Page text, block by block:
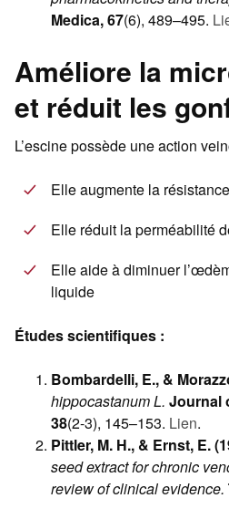
Medica, 67(6), 489–495.
Améliore la
et réduit les
L’escine possède une action
Elle augmente la
Elle réduit la perméabilité
Elle aide à diminuer
liquide
Études scientifiques :
Bombardelli, E., &
hippocastanum L. Journal
38(2-3), 145–153. Lien.
Pittler, M. H., & Ernst, E.
seed extract for chronic
review of clinical evidence.